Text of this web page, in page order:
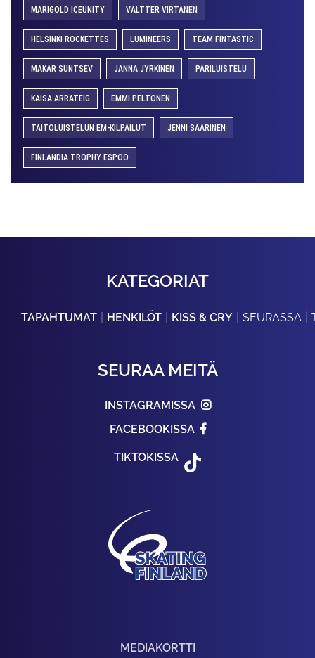
MARIGOLD ICEUNITY VALTTER VIRTANEN
HELSINKI ROCKETTES LUMINEERS TEAM FINTASTIC
MAKAR SUNTSEV JANNA JYRKINEN PARILUISTELU
KAISA ARRATEIG EMMI PELTONEN
TAITOLUISTELUN EM-KILPAILUT JENNI SAARINEN
FINLANDIA TROPHY ESPOO
KATEGORIAT
TAPAHTUMAT HENKILÖT KISS & CRY SEURASSA
SEURAA MEITÄ
INSTAGRAMISSA
FACEBOOKISSA
TIKTOKISSA
MEDIAKORTTI